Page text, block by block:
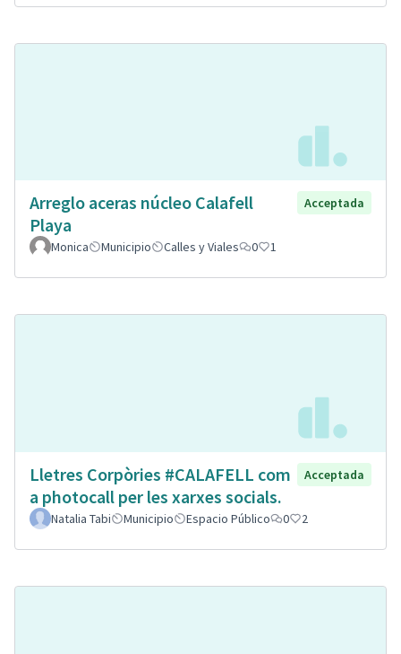
Arreglo aceras núcleo Calafell
Playa
Acceptada
Monica Municipio Calles y Viales 0 1
Lletres Corpòries #CALAFELL com
a photocall per les xarxes socials.
Acceptada
Natalia Tabi Municipio Espacio Público 0 2